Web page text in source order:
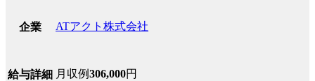
企業 ATアクト株式会社
給与詳細 月収例306,000円